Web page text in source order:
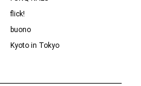
flick!
buono
Kyoto in Tokyo